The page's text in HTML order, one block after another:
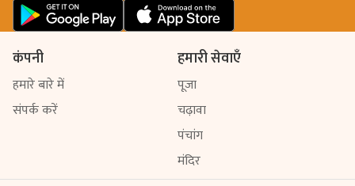
कंपनी
हमारे बारे में
संपर्क करें
हमारी सेवाएँ
पूजा
चढ़ावा
पंचांग
मंदिर